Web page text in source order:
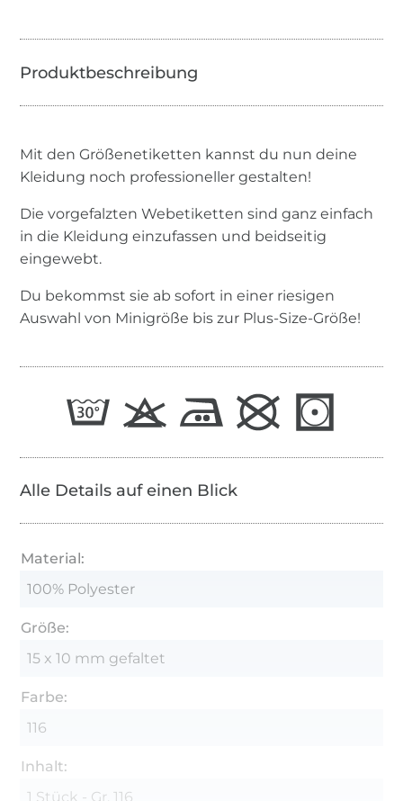
Mit den Größenetiketten kannst du nun deine
Kleidung noch professioneller gestalten!
Die vorgefalzten Webetiketten sind ganz einfach
in die Kleidung einzufassen und beidseitig
eingewebt.
Du bekommst sie ab sofort in einer riesigen
Auswahl von Minigröße bis zur Plus-Size-Größe!
Alle Details auf einen Blick
Material:
100% Polyester
Größe:
15 x 10 mm gefaltet
Farbe:
116
Inhalt:
1 Stück - Gr. 116